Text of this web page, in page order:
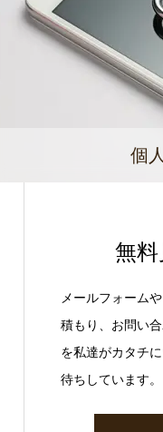
個
無
メールフォーム
積もり、お問い
を私達がカタチ
待ちしています。